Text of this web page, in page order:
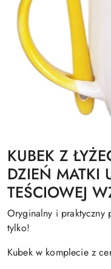
KUBEK Z
DZIEŃ MATKI
TEŚCIOWEJ
Oryginalny i praktyczny
tylko!
Kubek w komplecie z